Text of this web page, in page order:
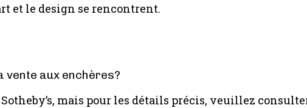
et le design se rencontrent.
vente aux enchères?
mais pour les détails précis, veuillez